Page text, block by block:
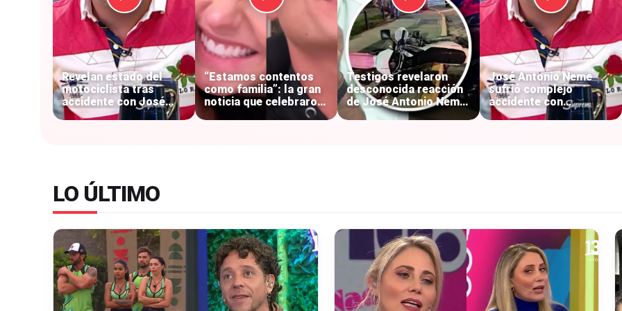
Revelan estado del
motociclista tras
accidente con José
Antonio Neme:
“Estamos contentos
como familia”: la gran
noticia que celebraron
Sammis Reyes y Emilia
Testigos revelaron
desconocida reacción
de José Antonio Neme
tras accidente:
José Antonio Neme
sufrió complejo
accidente con
motociclista en
LO ÚLTIMO